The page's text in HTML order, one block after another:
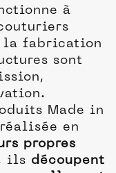
à
la fabrication
sont
Made in
en
propres
ils découpent